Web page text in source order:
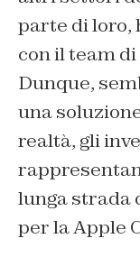
parte di loro,
con il team
Dunque,
una
realtà, gli
lunga strada
per la Apple